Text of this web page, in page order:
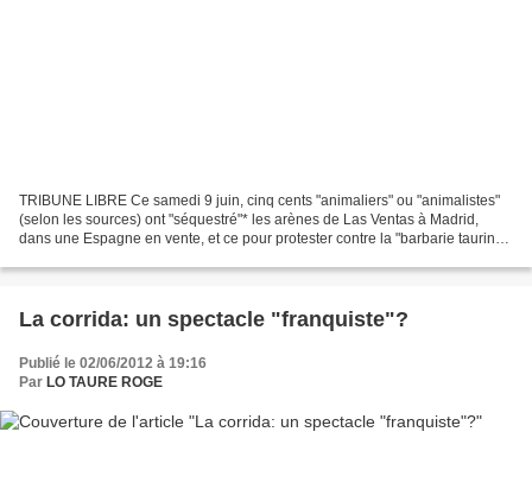
TRIBUNE LIBRE Ce samedi 9 juin, cinq cents "animaliers" ou "animalistes"
(selon les sources) ont "séquestré"* les arènes de Las Ventas à Madrid,
dans une Espagne en vente, et ce pour protester contre la "barbarie taurine".
La corrida: un spectacle "franquiste"?
Publié le 02/06/2012 à 19:16
Par LO TAURE ROGE